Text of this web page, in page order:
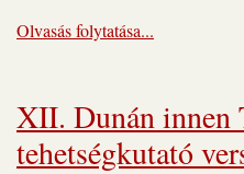
Olvasás folytatása...
XII. Dunán innen
tehetségkutató